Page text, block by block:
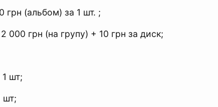
(альбом) за 1 шт. ;
000 грн (на групу) + 10 грн за диск;
шт;
шт;